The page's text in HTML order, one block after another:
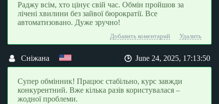
Раджу всім, хто цінує свій час. Обмін пройшов за
лічені хвилини без зайвої бюрократії. Все
автоматизовано. Дуже зручно!
Добавить коментарий Удалить
Сніжана June 24, 2025, 17:13:50
Супер обмінник! Працює стабільно, курс завжди
конкурентний. Вже кілька разів користувалася –
жодної проблеми.